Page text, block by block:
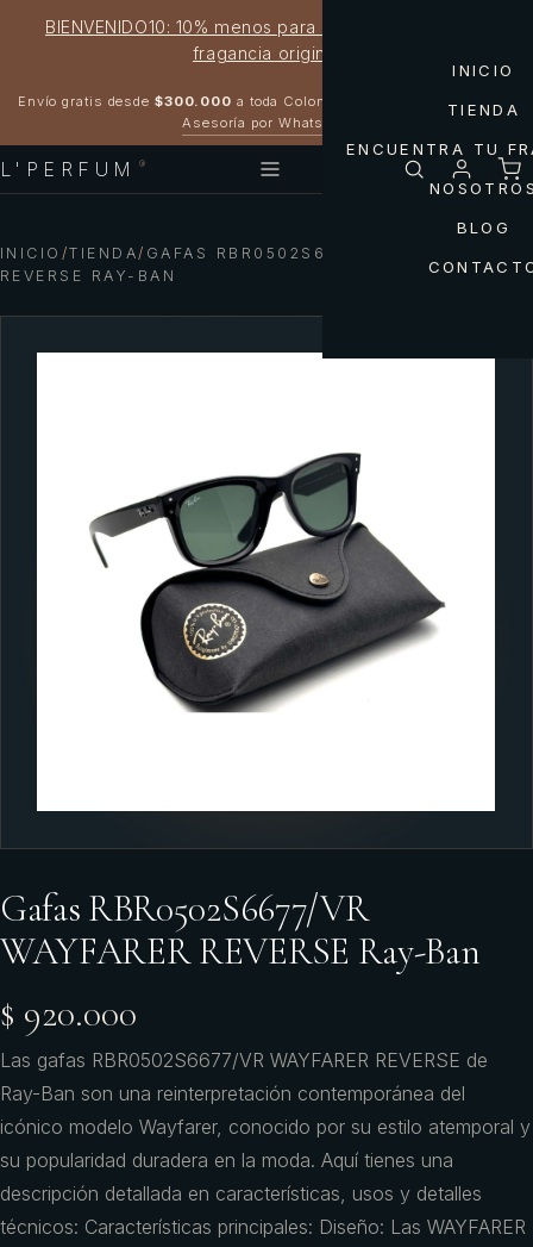
BIENVENIDO10: 10% menos para estrenar tu próxima
fragancia original
Envío gratis desde $300.000 a toda Colombia
Asesoría por WhatsApp
L'PERFUM ®
INICIO
TIENDA
ENCUENTRA TU
BLOG
INICIO /TIENDA/ GAFAS RBR0502S6677/VR WAYFARER
REVERSE RAY-BAN
Gafas RBR0502S6677/VR
WAYFARER REVERSE Ray-Ban
$ 920.000
Las gafas RBR0502S6677/VR WAYFARER REVERSE de
Ray-Ban son una reinterpretación contemporánea del
icónico modelo Wayfarer, conocido por su estilo atemporal y
su popularidad duradera en la moda. Aquí tienes una
descripción detallada en características, usos y detalles
técnicos: Características principales: Diseño: Las WAYFARER